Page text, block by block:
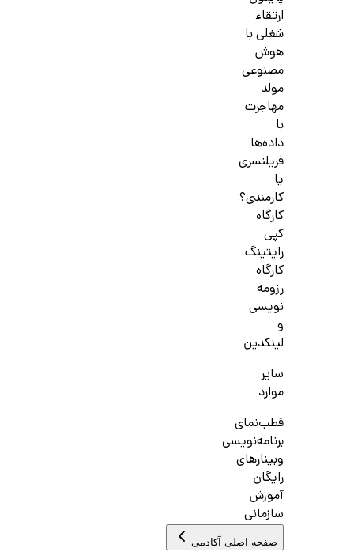
ارتقاء
شغلی با
هوش
مصنوعی
مولد
مهاجرت
با
داده‌ها
فریلنسری
یا
کارمندی؟
کارگاه
کپی
رایتینگ
کارگاه
رزومه
نویسی
و
لینکدین
سایر
موارد
قطب‌نمای
برنامه‌نویسی
وبینارهای
رایگان
آموزش
سازمانی
صفحه اصلی آکادمی